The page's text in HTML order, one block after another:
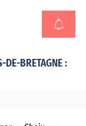
BRETAGNE :